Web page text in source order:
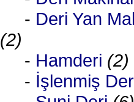
- Deri Yan
(2)
- Hamderi (2)
- İşlenmiş